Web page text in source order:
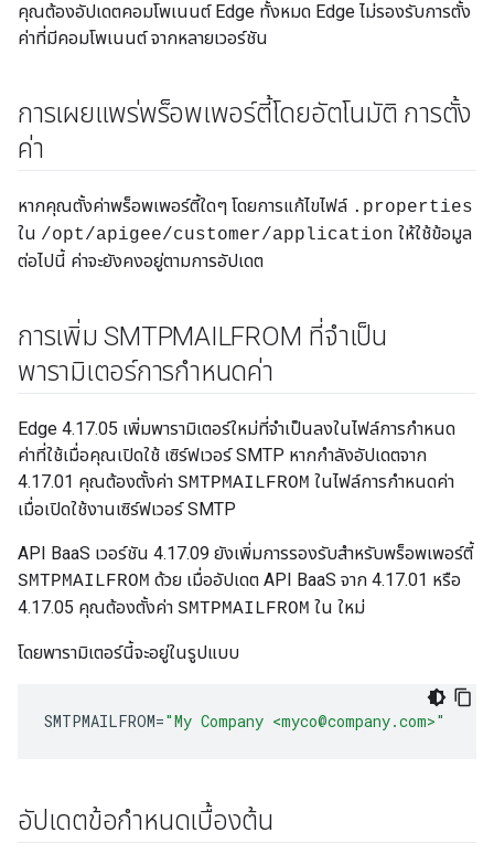
คุณต้องอัปเดตคอมโพเนนต์ Edge ทั้งหมด Edge ไม่รองรับการตั้ง
ค่าที่มีคอมโพเนนต์ จากหลายเวอร์ชัน
การเผยแพร่พร็อพเพอร์ตี้โดยอัตโนมัติ การตั้ง
ค่า
หากคุณตั้งค่าพร็อพเพอร์ตี้ใดๆ โดยการแก้ไขไฟล์ .properties
ใน /opt/apigee/customer/application ให้ใช้ข้อมูล
ต่อไปนี้ ค่าจะยังคงอยู่ตามการอัปเดต
การเพิ่ม SMTPMAILFROM ที่จำเป็น
พารามิเตอร์การกำหนดค่า
Edge 4.17.05 เพิ่มพารามิเตอร์ใหม่ที่จำเป็นลงในไฟล์การกำหนด
ค่าที่ใช้เมื่อคุณเปิดใช้ เซิร์ฟเวอร์ SMTP หากกำลังอัปเดตจาก
4.17.01 คุณต้องตั้งค่า SMTPMAILFROM ในไฟล์การกำหนดค่า
เมื่อเปิดใช้งานเซิร์ฟเวอร์ SMTP
API BaaS เวอร์ชัน 4.17.09 ยังเพิ่มการรองรับสำหรับพร็อพเพอร์ตี้
SMTPMAILFROM ด้วย เมื่ออัปเดต API BaaS จาก 4.17.01 หรือ
4.17.05 คุณต้องตั้งค่า SMTPMAILFROM ใน ใหม่
โดยพารามิเตอร์นี้จะอยู่ในรูปแบบ
SMTPMAILFROM="My Company <myco@company.com>"
อัปเดตข้อกำหนดเบื้องต้น